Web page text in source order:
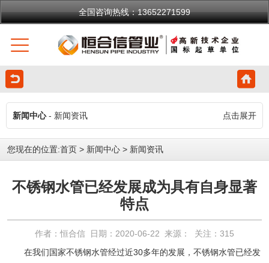
全国咨询热线：13652271599
新闻中心- 新闻资讯 点击展开
您现在的位置:首页 > 新闻中心 > 新闻资讯
不锈钢水管已经发展成为具有自身显著
特点
作者：恒合信 日期：2020-06-22 来源： 关注： 315
在我们国家不锈钢水管经过近30多年的发展，不锈钢水管已经发